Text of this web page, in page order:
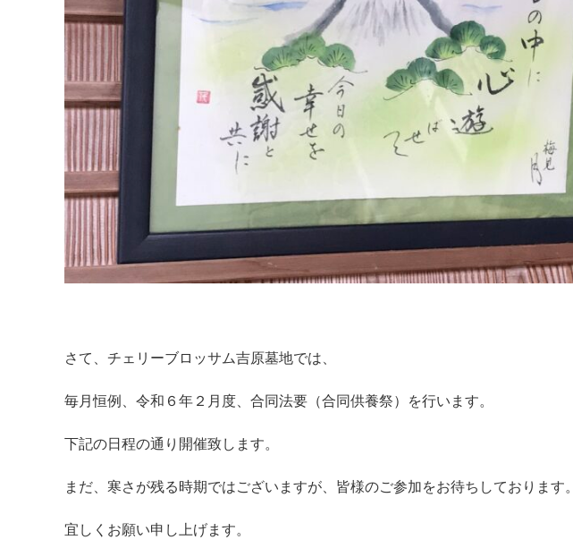
さて、チェリーブロッサム吉原墓地では、
毎月恒例、令和６年２月度、合同法要（合同供養祭）を行います。
下記の日程の通り開催致します。
まだ、寒さが残る時期ではございますが、皆様のご参加をお待ちしております。
宜しくお願い申し上げます。